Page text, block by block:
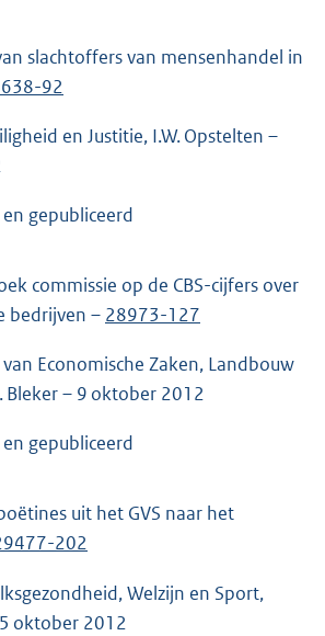
slachtoffers van mensenhandel in
92
en Justitie, I.W. Opstelten –
gepubliceerd
commissie op de CBS-cijfers over
bedrijven – 28973-127
Economische Zaken, Landbouw
Bleker – 9 oktober 2012
gepubliceerd
uit het GVS naar het
202
Welzijn en Sport,
oktober 2012